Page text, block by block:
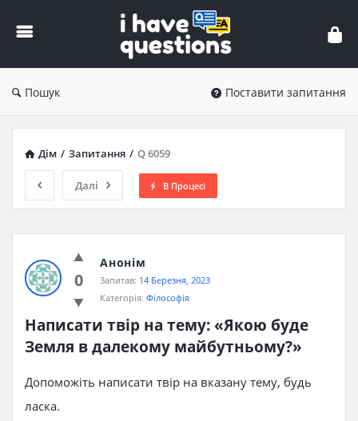
iHaveQuestions
Пошук Поставити запитання
Дім / Запитання / Q 6059
Далі В Процесі
0
Анонім
Запитав: 14 Березня, 2023
Категорія: Філософія
Написати твір на тему: «Якою буде
Земля в далекому майбутньому?»
Допоможіть написати твір на вказану тему, будь
ласка.